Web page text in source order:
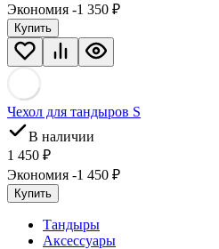
Экономия -1 350 ₽
Купить
Чехол для тандыров S
В наличии
1 450 ₽
Экономия -1 450 ₽
Купить
Тандыры
Аксессуары